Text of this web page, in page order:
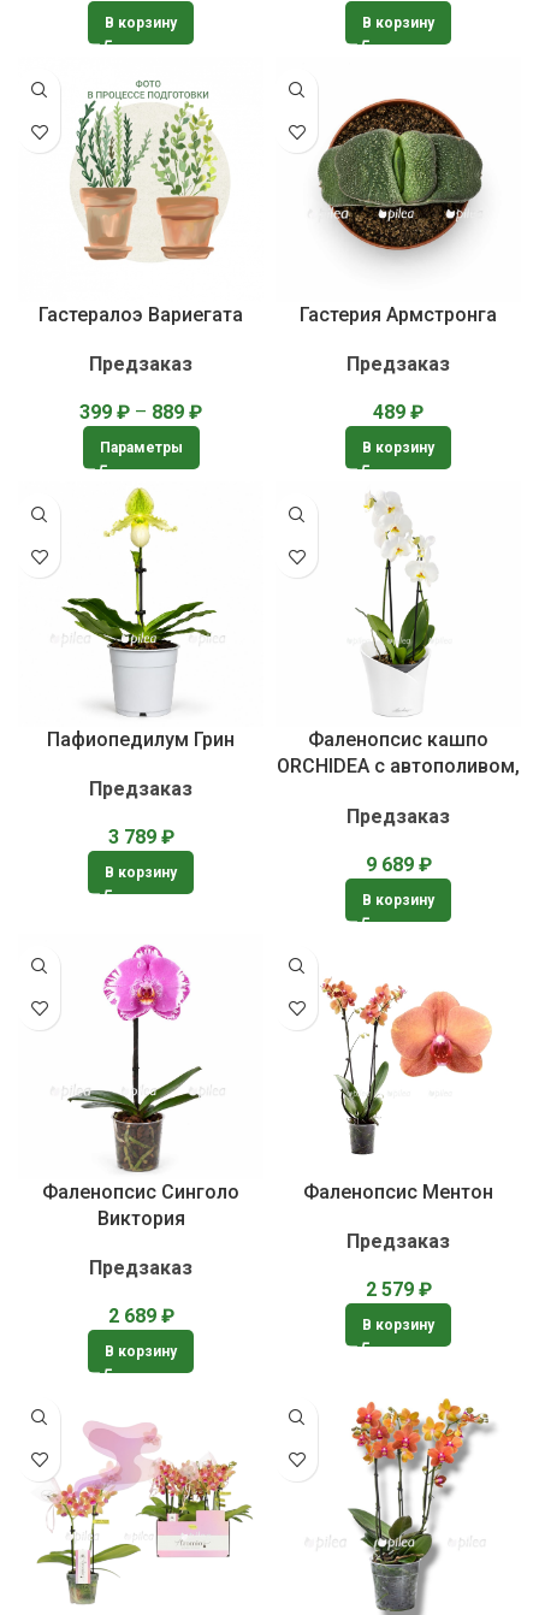
В корзину В корзину
Гастералоэ Вариегата
Предзаказ
399 ₽ – 889 ₽
Параметры
Гастерия Армстронга
Предзаказ
489 ₽
В корзину
Пафиопедилум Грин
Предзаказ
3 789 ₽
В корзину
Фаленопсис кашпо
ORCHIDEA с автополивом,
растение
Предзаказ
9 689 ₽
В корзину
Фаленопсис Синголо
Виктория
Предзаказ
2 689 ₽
В корзину
Фаленопсис Ментон
Предзаказ
2 579 ₽
В корзину